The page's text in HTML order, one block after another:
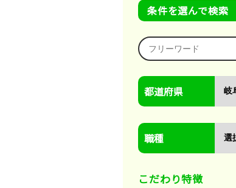
条件を選んで検索
都道府県
職種
こだわり特徴